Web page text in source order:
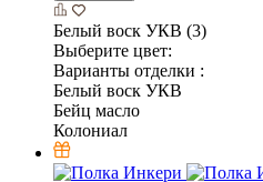
Белый воск УКВ (3)
Выберите цвет:
Варианты отделки :
Белый воск УКВ
Бейц масло
Колониал